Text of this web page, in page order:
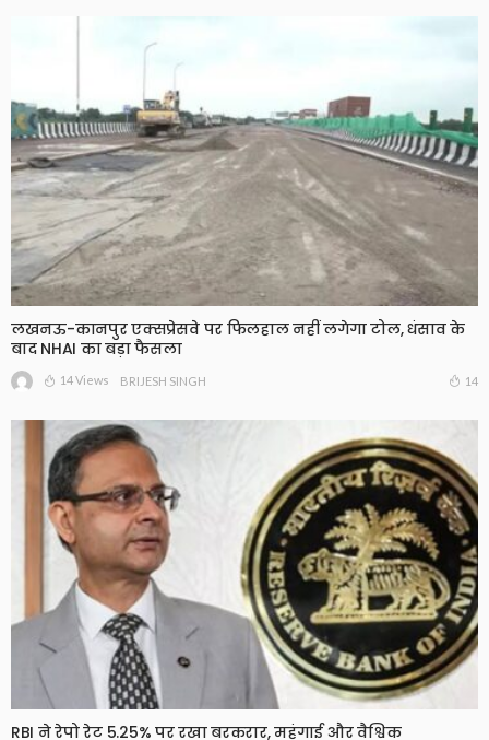
लखनऊ-कानपुर एक्सप्रेसवे पर फिलहाल नहीं लगेगा टोल, धंसाव के
बाद NHAI का बड़ा फैसला
14 Views BRIJESH SINGH 14
RBI ने रेपो रेट 5.25% पर रखा बरकरार, महंगाई और वैश्विक